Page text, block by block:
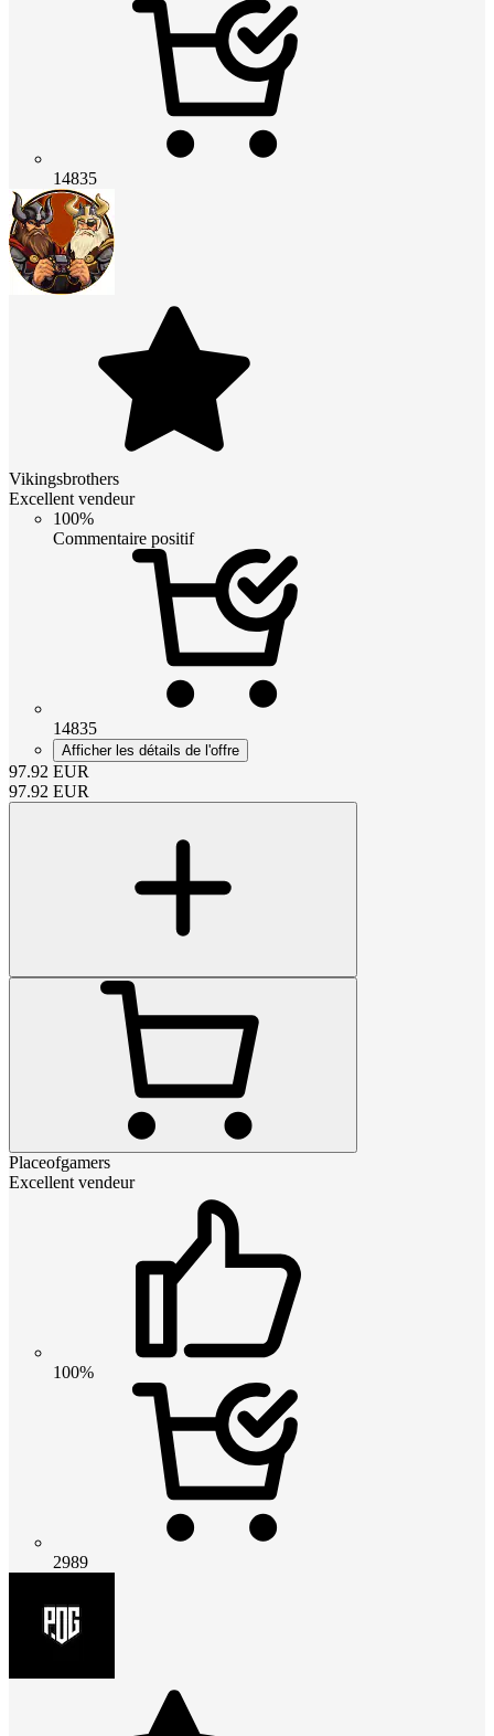
14835
Vikingsbrothers
Excellent vendeur
100%
Commentaire positif
14835
Afficher les détails de l'offre
97.92 EUR
97.92 EUR
Placeofgamers
Excellent vendeur
100%
2989